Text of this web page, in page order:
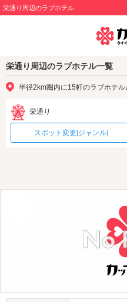
栄通り周辺のラブホテル
栄通り周辺のラブホテル一覧
半径2km圏内に15軒のラブホテ
栄通り
スポット変更[ジャンル]